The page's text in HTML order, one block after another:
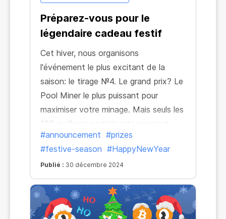
Préparez-vous pour le
légendaire cadeau festif
Cet hiver, nous organisons
l'événement le plus excitant de la
saison: le tirage №4. Le grand prix? Le
Pool Miner le plus puissant pour
maximiser votre minage. Mais seuls les
100 meilleurs participants pourront
participer au tirage au sort, et le
numéro 1 remportera la récompense
ultime.
#announcement #prizes
#festive-season #HappyNewYear
Publié : 30 décembre 2024